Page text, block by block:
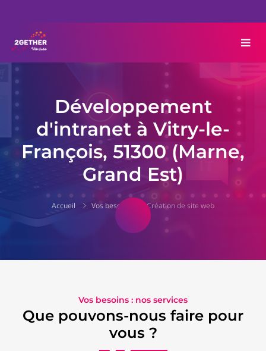
Développement
d'intranet à Vitry-le-
François, 51300 (Marne,
Grand Est)
Accueil Vos besoins Création de site web
Vos besoins : nos services
Que pouvons-nous faire pour
vous ?